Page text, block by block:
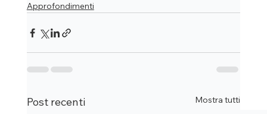
Approfondimenti
Post recenti Mostra tutti